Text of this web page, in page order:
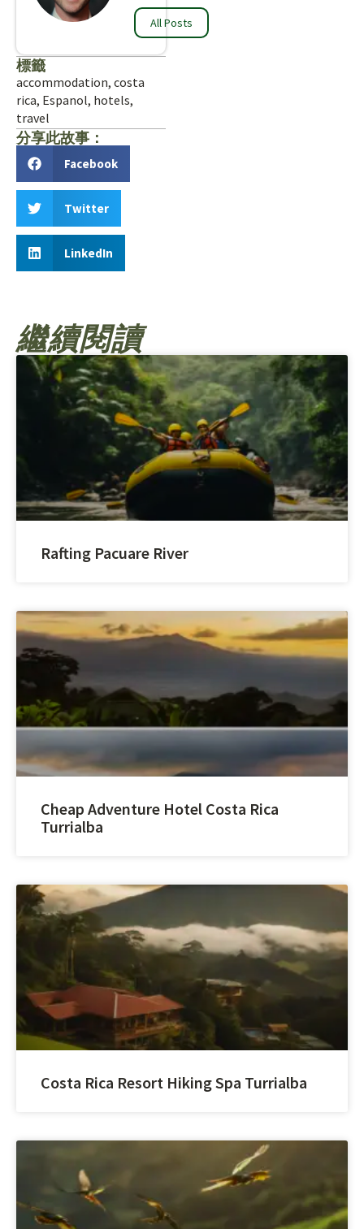
All Posts
標籤
accommodation, costa
rica, Espanol, hotels,
travel
分享此故事：
Facebook
Twitter
LinkedIn
繼續閱讀
Rafting Pacuare River
Cheap Adventure Hotel Costa Rica
Turrialba
Costa Rica Resort Hiking Spa Turrialba